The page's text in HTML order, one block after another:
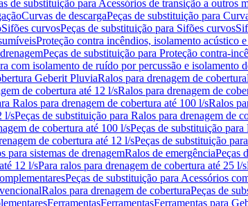
de substituição para Acessórios de transição a outros
Curvas de descargaPeças de substituição para
Sifões curvosPeças de substituição para Sifões curvos
Proteção contra incêndios, isolamento acústico
Peças de substituição para Proteção contra-
com isolamento de ruído por percussão e isolamento
Geberit PluviaRalos para drenagem de cobertura
de cobertura até 12 l/sRalos para drenagem de
Ralos para drenagem de cobertura até 100 l/sRalos
l/sPeças de substituição para Ralos para drenagem de
de cobertura até 100 l/sPeças de substituição
de cobertura até 12 l/sPeças de substituição
para sistemas de drenagemRalos de emergênciaPeças
12 l/sPara ralos para drenagem de cobertura até 25 l/s
Peças de substituição para Acessórios
Ralos para drenagem de coberturaPeças de
FerramentasFerramentasFerramentas para